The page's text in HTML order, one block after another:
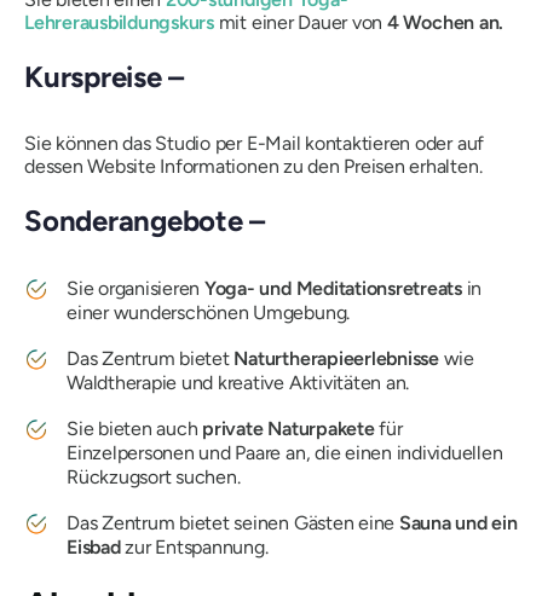
Lehrerausbildungskurs mit einer Dauer von 4 Wochen an.
Kurspreise –
Sie können das Studio per E-Mail kontaktieren oder auf
dessen Website Informationen zu den Preisen erhalten.
Sonderangebote –
Sie organisieren Yoga- und Meditationsretreatsin
einer wunderschönen Umgebung.
Das Zentrum bietet Naturtherapieerlebnissewie
Waldtherapie und kreative Aktivitäten an.
Sie bieten auch private Naturpaketefür
Einzelpersonen und Paare an, die einen individuellen
Rückzugsort suchen.
Das Zentrum bietet seinen Gästen eine Sauna und ein
Eisbadzur Entspannung.